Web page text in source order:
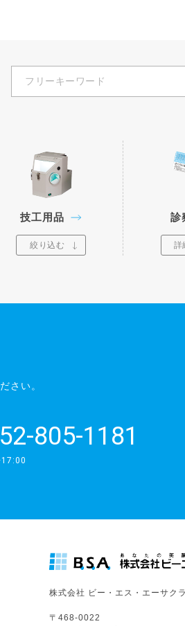
技工用品
絞り込む
診
詳
さい。
805-1181
株式会社 ビー・エス・エーサク
〒468-0022